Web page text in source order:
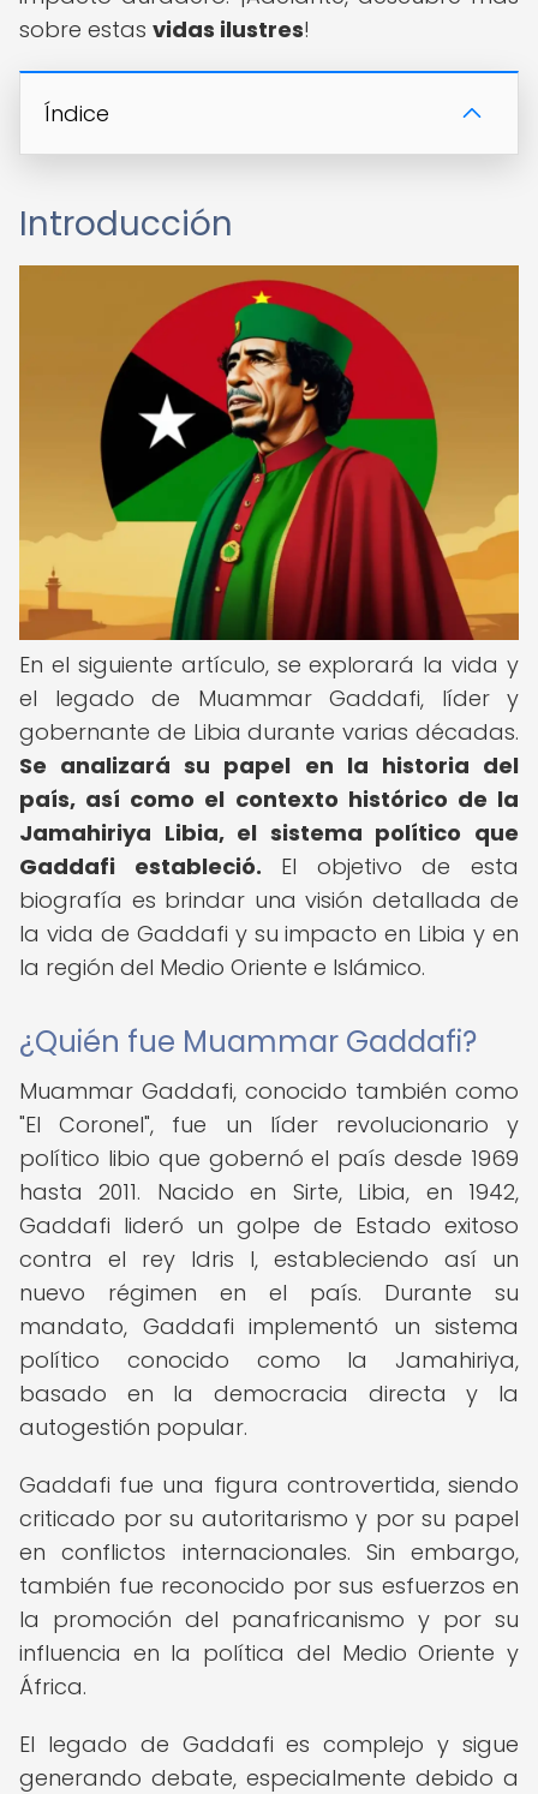
sobre estas vidas ilustres!
Índice
Introducción
En el siguiente artículo, se explorará la vida y
el legado de Muammar Gaddafi, líder y
gobernante de Libia durante varias décadas.
Se analizará su papel en la historia del
país, así como el contexto histórico de la
Jamahiriya Libia, el sistema político que
Gaddafi estableció. El objetivo de esta
biografía es brindar una visión detallada de
la vida de Gaddafi y su impacto en Libia y en
la región del Medio Oriente e Islámico.
¿Quién fue Muammar Gaddafi?
Muammar Gaddafi, conocido también como
"El Coronel", fue un líder revolucionario y
político libio que gobernó el país desde 1969
hasta 2011. Nacido en Sirte, Libia, en 1942,
Gaddafi lideró un golpe de Estado exitoso
contra el rey Idris I, estableciendo así un
nuevo régimen en el país. Durante su
mandato, Gaddafi implementó un sistema
político conocido como la Jamahiriya,
basado en la democracia directa y la
autogestión popular.
Gaddafi fue una figura controvertida, siendo
criticado por su autoritarismo y por su papel
en conflictos internacionales. Sin embargo,
también fue reconocido por sus esfuerzos en
la promoción del panafricanismo y por su
influencia en la política del Medio Oriente y
África.
El legado de Gaddafi es complejo y sigue
generando debate, especialmente debido a